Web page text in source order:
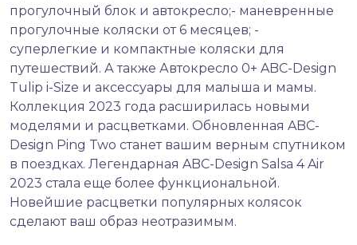
прогулочный блок и автокресло;- маневренные
прогулочные коляски от 6 месяцев; -
суперлегкие и компактные коляски для
путешествий. А также Автокресло 0+ ABC-Design
Tulip i-Size и аксессуары для малыша и мамы.
Коллекция 2023 года расширилась новыми
моделями и расцветками. Обновленная ABC-
Design Ping Two станет вашим верным спутником
в поездках. Легендарная ABC-Design Salsa 4 Air
2023 стала еще более функциональной.
Новейшие расцветки популярных колясок
сделают ваш образ неотразимым.